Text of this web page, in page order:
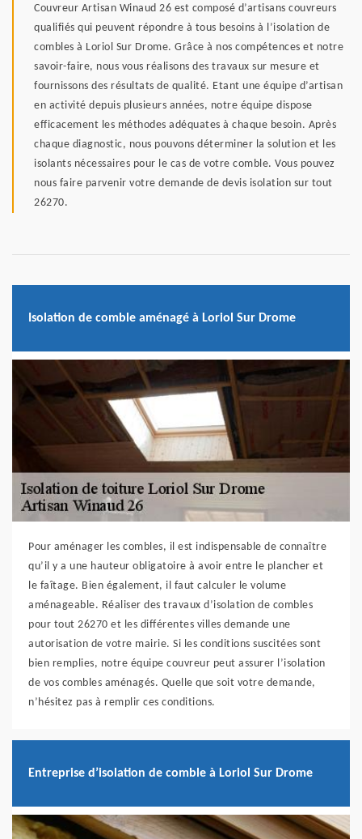
Couvreur Artisan Winaud 26 est composé d’artisans couvreurs
qualifiés qui peuvent répondre à tous besoins à l’isolation de
combles à Loriol Sur Drome. Grâce à nos compétences et notre
savoir-faire, nous vous réalisons des travaux sur mesure et
fournissons des résultats de qualité. Etant une équipe d’artisan
en activité depuis plusieurs années, notre équipe dispose
efficacement les méthodes adéquates à chaque besoin. Après
chaque diagnostic, nous pouvons déterminer la solution et les
isolants nécessaires pour le cas de votre comble. Vous pouvez
nous faire parvenir votre demande de devis isolation sur tout
26270.
Isolation de comble aménagé à Loriol Sur Drome
Pour aménager les combles, il est indispensable de connaître
qu’il y a une hauteur obligatoire à avoir entre le plancher et
le faîtage. Bien également, il faut calculer le volume
aménageable. Réaliser des travaux d’isolation de combles
pour tout 26270 et les différentes villes demande une
autorisation de votre mairie. Si les conditions suscitées sont
bien remplies, notre équipe couvreur peut assurer l’isolation
de vos combles aménagés. Quelle que soit votre demande,
n’hésitez pas à remplir ces conditions.
Entreprise d’isolation de comble à Loriol Sur Drome